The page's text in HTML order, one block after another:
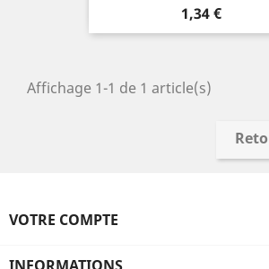
Prix
1,34 €
Affichage 1-1 de 1 article(s)
VOTRE COMPTE